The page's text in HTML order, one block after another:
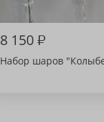
8 150₽
Набор шаров